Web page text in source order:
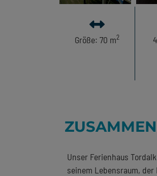
Größe: 70 m2 4
Unser Ferienhaus
seinem Lebensraum,